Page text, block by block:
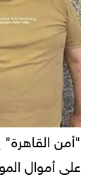
"أمن
على أموال